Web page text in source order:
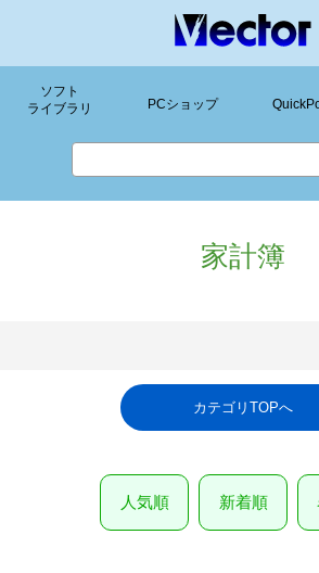
ソフト
ライブラリ
PCショップ
家計簿
カテゴリTOPへ
人気順 新着順